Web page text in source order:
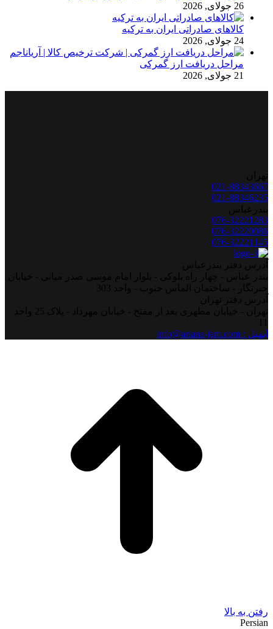
26 جولای, 2026
کالاهای صادراتی ایران به ترکیه
24 جولای, 2026
مراحل دریافت ارز گمرکی
21 جولای, 2026
021-88343667
021-88346235
076-32221283
076-32220086
076-32221145
ایمیل : info@ariana-jam.com
رفتن به بالا
Persian